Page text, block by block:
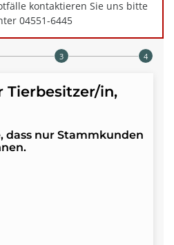
kontaktieren Sie uns bitte
04551-6445
Tierbesitzer/in,
dass nur Stammkunden